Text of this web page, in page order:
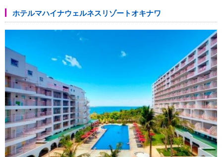
ホテルマハイナウェルネスリゾートオキナワ